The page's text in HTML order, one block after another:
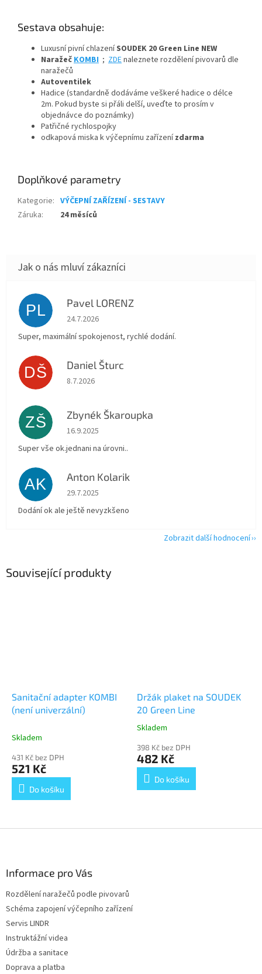
Související produkty
Sanitační adapter KOMBI
(není univerzální)
Skladem
431 Kč bez DPH
521 Kč
Do košíku
Držák plaket na SOUDEK
20 Green Line
Průměrné
produktu
je
5,0
Skladem
398 Kč bez DPH
482 Kč
Do košíku
Sestava obsahuje:
Luxusní pivní chlazeníSOUDEK 20 Green Line NEW
NaražečKOMBI ; ZDEnaleznete rozdělení pivovarů dle
naražečů
Autoventilek
Hadice (standardně dodáváme veškeré hadice o délce
2m. Pokud byste si přáli delší, uveďte to prosím v
objednávce do poznámky)
Patřičné rychlospojky
odkapová miska k výčepnímu zařízenízdarma
Doplňkové parametry
Kategorie: VÝČEPNÍ ZAŘÍZENÍ - SESTAVY
Záruka: 24 měsíců
PL Pavel LORENZ
Hodnocení obchodu je 5 z 5 hvězdiček.
24.7.2026
Super, maximální spokojenost, rychlé dodání.
DŠ Daniel Šturc
Hodnocení obchodu je 5 z 5 hvězdiček.
8.7.2026
ZŠ Zbynék Škaroupka
Hodnocení obchodu je 5 z 5 hvězdiček.
16.9.2025
Super vše ok.jednani na úrovni..
AK Anton Kolarik
Hodnocení obchodu je 5 z 5 hvězdiček.
29.7.2025
Dodání ok ale ještě nevyzkšeno
Zobrazit další hodnocení
Informace pro Vás
Rozdělení naražečů podle pivovarů
Schéma zapojení výčepního zařízení
Servis LINDR
Instruktážní videa
Údržba a sanitace
Doprava a platba